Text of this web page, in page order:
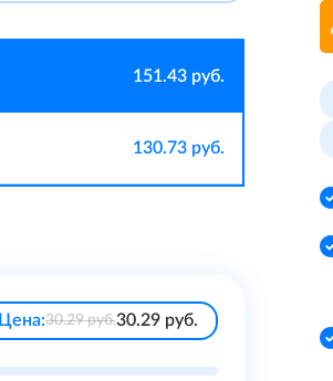
151.43 руб.
130.73 руб.
Цена:30.29руб.30.29руб.